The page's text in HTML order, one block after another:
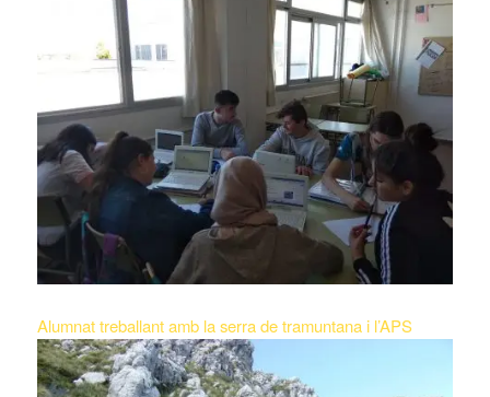
Alumnat treballant amb la serra de tramuntana i l’APS